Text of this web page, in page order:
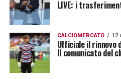
LIVE: i
CALCIOMERCATO 12
Ufficiale il rinnovo
Il comunicato del